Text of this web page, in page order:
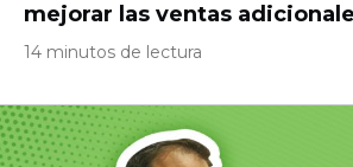
mejorar las ventas
14 minutos de lectura